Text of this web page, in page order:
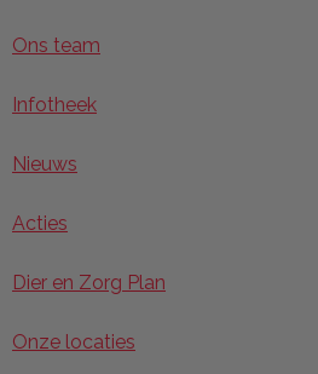
Ons team
Infotheek
Nieuws
Acties
Dier en Zorg Plan
Onze locaties